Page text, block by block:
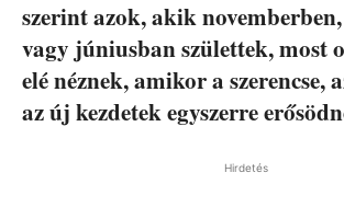
szerint azok, akik
vagy júniusban születtek, most
elé néznek, amikor a szerencse,
az új kezdetek egyszerre
Hirdetés